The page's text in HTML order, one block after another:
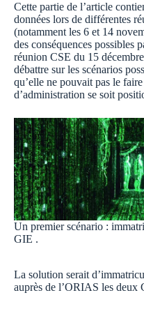
Cette partie de l’article
données lors de différentes
(notamment les 6 et 14
des conséquences possibles
réunion CSE du 15
débattre sur les scénarios
qu’elle ne pouvait pas le
d’administration se soit
Un premier scénario :
GIE .
La solution serait
auprès de l’ORIAS les deux